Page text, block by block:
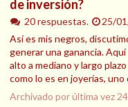
de inversión?
20 respuestas.
25/
Así es mis negros,
generar una ganancia.
alto a mediano y largo
como lo es en joyerías,
Archivado por última vez